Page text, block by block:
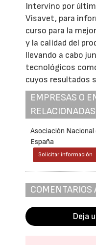
Intervino por
Visavet, para
curso para la
y la calidad del
llevando a cabo
tecnológicos
cuyos resultados
EMPRESAS O
RELACIONADAS
Asociación
España
Solicitar información
Deja